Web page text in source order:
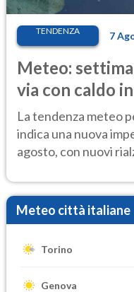
TENDENZA 7
Meteo:
via con caldo
temporale
La tendenza meteo
indica una nuova
agosto, con nuovi
Meteo città italiane
Torino
Genova